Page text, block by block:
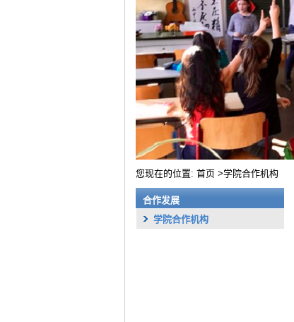
您现在的位置: 首页 >学院合作机构
合作发展
学院合作机构